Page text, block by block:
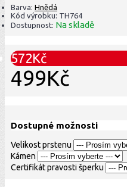
Barva: Hnědá
Kód výrobku: TH764
Dostupnost: Na skladě
572Kč
499Kč
Dostupné možnosti
Velikost prstenu
Kámen
Certifikát pravosti šperku